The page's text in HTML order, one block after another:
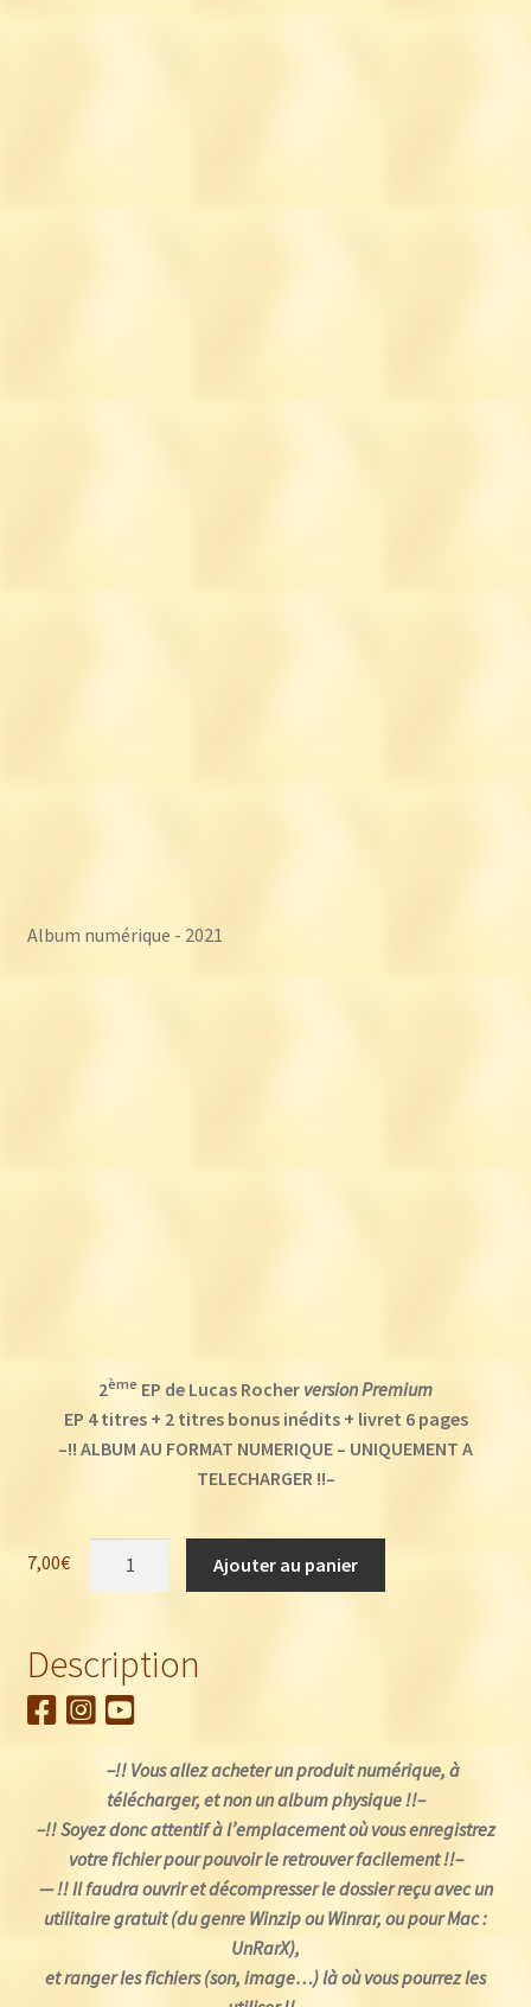
Album numérique - 2021
2ème EP de Lucas Rocher version Premium
EP 4 titres + 2 titres bonus inédits + livret 6 pages
–!! ALBUM AU FORMAT NUMERIQUE – UNIQUEMENT A
TELECHARGER !!–
7,00€
:
À
VOUS
(version
Premium)
(EP
numérique
à
télécharger)
Ajouter au panier
Description
–!! Vous allez acheter un produit numérique, à
télécharger, et non un album physique !!–
–!! Soyez donc attentif à l’emplacement où vous enregistrez
votre fichier pour pouvoir le retrouver facilement !!–
— !! Il faudra ouvrir et décompresser le dossier reçu avec un
utilitaire gratuit (du genre Winzip ou Winrar, ou pour Mac :
UnRarX),
et ranger les fichiers (son, image…) là où vous pourrez les